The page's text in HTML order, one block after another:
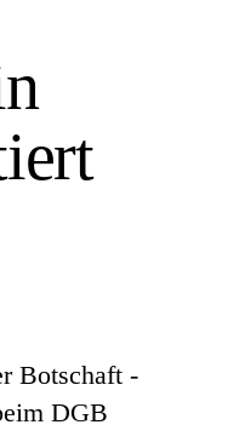
Botschaft -
DGB